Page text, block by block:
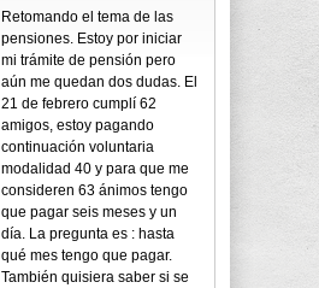
Retomando el tema de las
pensiones. Estoy por iniciar
mi trámite de pensión pero
aún me quedan dos dudas. El
21 de febrero cumplí 62
amigos, estoy pagando
continuación voluntaria
modalidad 40 y para que me
consideren 63 ánimos tengo
que pagar seis meses y un
día. La pregunta es : hasta
qué mes tengo que pagar.
También quisiera saber si se